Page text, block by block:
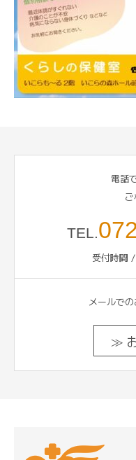
電話
TEL.
受付時間
メールで
≫